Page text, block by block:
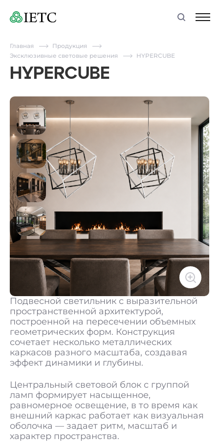
Главная
Продукция
Эксклюзивные световые решения
HYPERCUBE
HYPERCUBE
Подвесной светильник с выразительной
пространственной архитектурой,
построенной на пересечении объемных
геометрических форм. Конструкция
сочетает несколько металлических
каркасов разного масштаба, создавая
эффект динамики и глубины.
Центральный световой блок с группой
ламп формирует насыщенное,
равномерное освещение, в то время как
внешний каркас работает как визуальная
оболочка — задает ритм, масштаб и
характер пространства.